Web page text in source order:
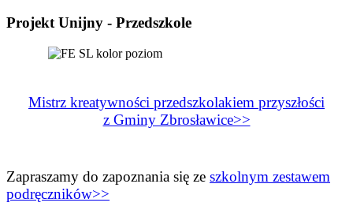
Projekt Unijny - Przedszkole
Mistrz kreatywności przedszkolakiem przyszłości
z Gminy Zbrosławice>>
Zapraszamy do zapoznania się ze szkolnym zestawem
podręczników>>